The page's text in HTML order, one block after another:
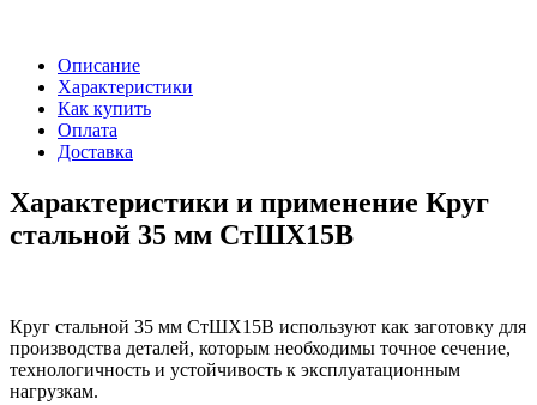
Описание
Характеристики
Как купить
Оплата
Доставка
Характеристики и применение Круг
стальной 35 мм СтШХ15В
Круг стальной 35 мм СтШХ15В используют как заготовку для
производства деталей, которым необходимы точное сечение,
технологичность и устойчивость к эксплуатационным
нагрузкам.